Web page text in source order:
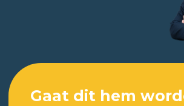
Gaat dit hem